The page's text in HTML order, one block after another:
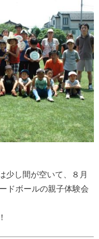
少し間が空いて、８月
ドボールの親子体験会